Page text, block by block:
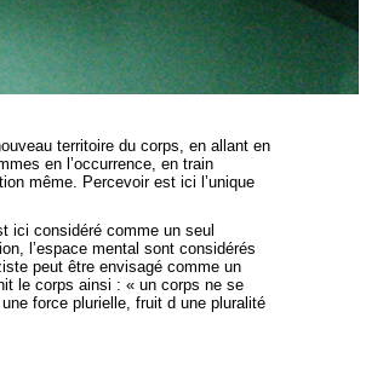
territoire du corps, en allant en
en l’occurrence, en train
même. Percevoir est ici l’unique
ici considéré comme un seul
l’espace mental sont considérés
peut être envisagé comme un
le corps ainsi : « un corps ne se
force plurielle, fruit d une pluralité